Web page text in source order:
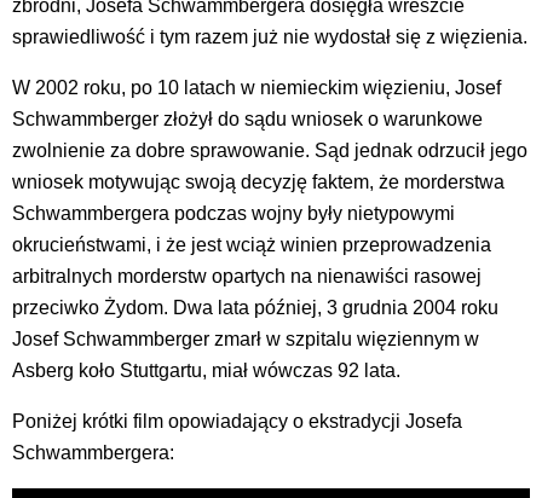
zbrodni, Josefa Schwammbergera dosięgła wreszcie
sprawiedliwość i tym razem już nie wydostał się z więzienia.
W 2002 roku, po 10 latach w niemieckim więzieniu, Josef
Schwammberger złożył do sądu wniosek o warunkowe
zwolnienie za dobre sprawowanie. Sąd jednak odrzucił jego
wniosek motywując swoją decyzję faktem, że morderstwa
Schwammbergera podczas wojny były nietypowymi
okrucieństwami, i że jest wciąż winien przeprowadzenia
arbitralnych morderstw opartych na nienawiści rasowej
przeciwko Żydom. Dwa lata później, 3 grudnia 2004 roku
Josef Schwammberger zmarł w szpitalu więziennym w
Asberg koło Stuttgartu, miał wówczas 92 lata.
Poniżej krótki film opowiadający o ekstradycji Josefa
Schwammbergera: